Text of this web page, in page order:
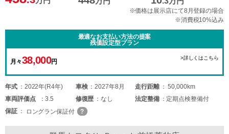
※価格は展示店にて8月登録の場合
※消費税10%込み
最適なお支払い方法の提案
残価設定型プラン
月々38,000円
>詳しくはこちら
年式 2022年(R4年) 車検 2027年8月 走行距離
50,000km
車両評価点 3.5 修復歴 なし 法定整備
定期点検整備付
保証
ロングラン保証付